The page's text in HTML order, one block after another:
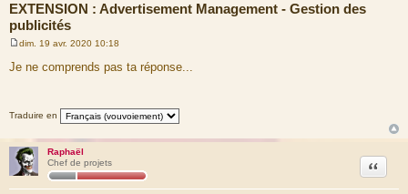
EXTENSION : Advertisement Management - Gestion des
publicités
s
e
dim. 19 avr. 2020 10:18
Je ne comprends pas ta réponse...
Traduire en
Raphaël
Chef de projets
Citation